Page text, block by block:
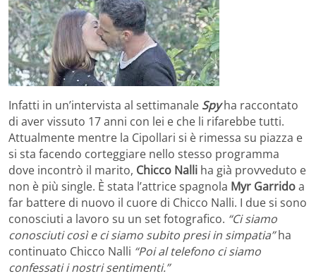
Infatti in un’intervista al settimanale Spyha raccontato
di aver vissuto 17 anni con lei e che li rifarebbe tutti.
Attualmente mentre la Cipollari si è rimessa su piazza e
si sta facendo corteggiare nello stesso programma
dove incontrò il marito, Chicco Nalli ha già provveduto e
non è più single. È stata l’attrice spagnola Myr Garridoa
far battere di nuovo il cuore di Chicco Nalli. I due si sono
conosciuti a lavoro su un set fotografico. “Ci siamo
conosciuti così e ci siamo subito presi in simpatia”ha
continuato Chicco Nalli “Poi al telefono ci siamo
confessati i nostri sentimenti.”